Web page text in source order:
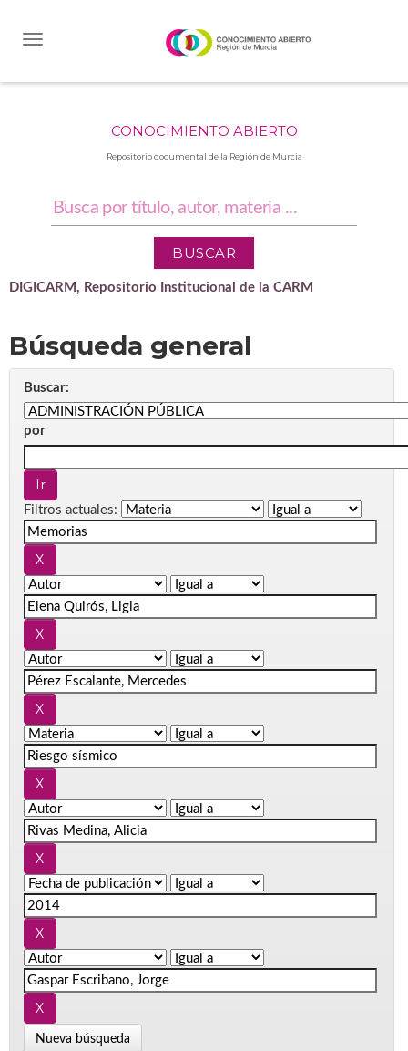
CONOCIMIENTO ABIERTO
Repositorio documental de la Región de Murcia
DIGICARM, Repositorio Institucional de la CARM
Búsqueda general
Buscar:
por
Filtros actuales:
Nueva búsqueda